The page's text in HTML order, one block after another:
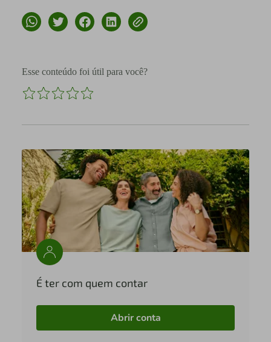
Esse conteúdo foi útil para você?
É ter com quem contar
Abrir conta